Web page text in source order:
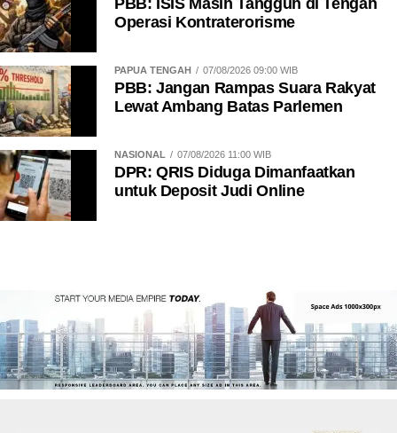
Operasi Kontraterorisme
PAPUA TENGAH 07/08/2026 09:00 WIB
PBB: Jangan Rampas Suara Rakyat
Lewat Ambang Batas Parlemen
NASIONAL 07/08/2026 11:00 WIB
DPR: QRIS Diduga Dimanfaatkan
untuk Deposit Judi Online